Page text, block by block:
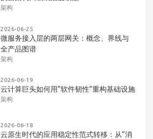
架构
2026-06-25
微服务接入层的两层网关：概念、界线与
全产品图谱
架构
2026-06-19
云计算巨头如何用“软件韧性”重构基础设施
架构
2026-06-18
云原生时代的应用稳定性范式转移：从“消